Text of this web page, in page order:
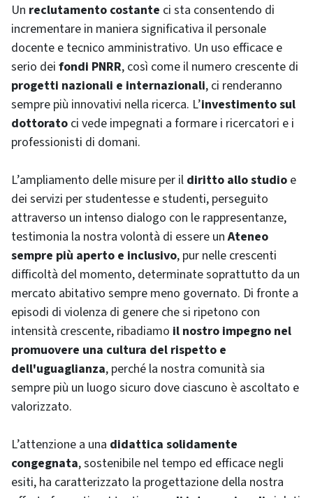
Un reclutamento costante ci sta consentendo di
incrementare in maniera significativa il personale
docente e tecnico amministrativo. Un uso efficace e
serio dei fondi PNRR, così come il numero crescente di
progetti nazionali e internazionali, ci renderanno
sempre più innovativi nella ricerca. L’investimento sul
dottorato ci vede impegnati a formare i ricercatori e i
professionisti di domani.
L’ampliamento delle misure per il diritto allo studio e
dei servizi per studentesse e studenti, perseguito
attraverso un intenso dialogo con le rappresentanze,
testimonia la nostra volontà di essere unAteneo
sempre più aperto e inclusivo, pur nelle crescenti
difficoltà del momento, determinate soprattutto da un
mercato abitativo sempre meno governato. Di fronte a
episodi di violenza di genere che si ripetono con
intensità crescente, ribadiamo il nostro impegno nel
promuovere una cultura del rispetto e
dell'uguaglianza, perché la nostra comunità sia
sempre più un luogo sicuro dove ciascuno è ascoltato e
valorizzato.
L’attenzione a una didattica solidamente
congegnata, sostenibile nel tempo ed efficace negli
esiti, ha caratterizzato la progettazione della nostra